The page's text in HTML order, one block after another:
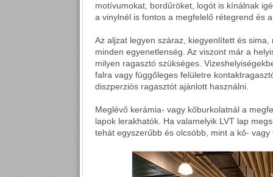
motívumokat, bordűröket, logót is kínálnak
a vinylnél is fontos a megfelelő rétegrend és
Az aljzat legyen száraz, kiegyenlített és
minden egyenetlenség. Az viszont már a
milyen ragasztó szükséges.
falra vagy függőleges felületre
diszperziós ragasztót ajánlott használni.
Meglévő kerámia- vagy kőburkolatnál a
lapok lerakhatók. Ha valamelyik LVT lap
tehát egyszerűbb és olcsóbb, mint a kő- vagy